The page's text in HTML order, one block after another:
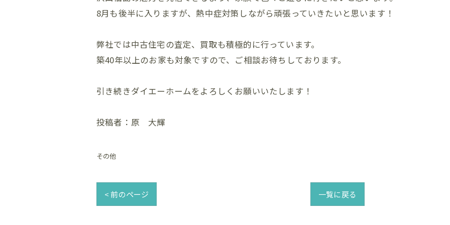
8月も後半に入りますが、熱中症対策しながら頑張っていきたいと思います！
弊社では中古住宅の査定、買取も積極的に行っています。
築40年以上のお家も対象ですので、ご相談お待ちしております。
引き続きダイエーホームをよろしくお願いいたします！
投稿者：原 大輝
その他
< 前のページ 一覧に戻る